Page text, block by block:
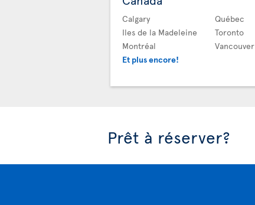
Calgary
Iles de la Madeleine
Montréal
Et plus encore!
Québec
Toronto
Vancouver
Prêt à réserver?